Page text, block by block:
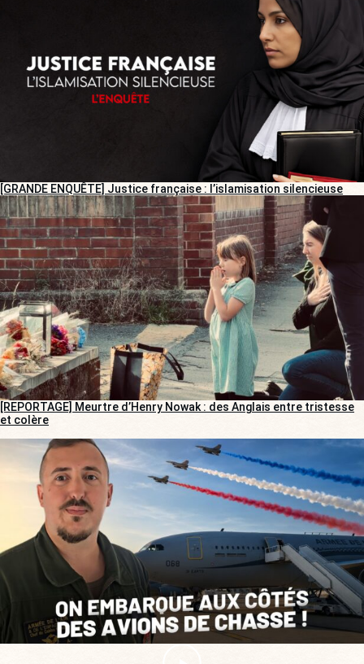
[GRANDE ENQUÊTE] Justice française : l’islamisation silencieuse
[REPORTAGE] Meurtre d’Henry Nowak : des Anglais entre tristesse
et colère